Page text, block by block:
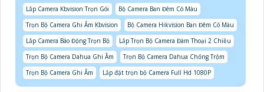
Lắp Camera Kbvision Trọn Gói
Bộ Camera Ban Đêm Có Màu
Trọn Bộ Camera Ghi Âm Kbvision
Bộ Camera Hikvision Ban Đêm Có Màu
Lắp Camera Báo Động Trọn Bộ
Lắp Trọn Bộ Camera Đàm Thoại 2 Chiều
Trọn Bộ Camera Dahua Ghi Âm
Trọn Bộ Camera Dahua Chống Trộm
Trọn Bộ Camera Ghi Âm
Lắp đặt trọn bộ Camera Full Hd 1080P